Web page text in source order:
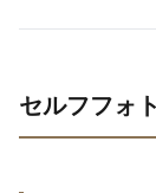
セルフフォ